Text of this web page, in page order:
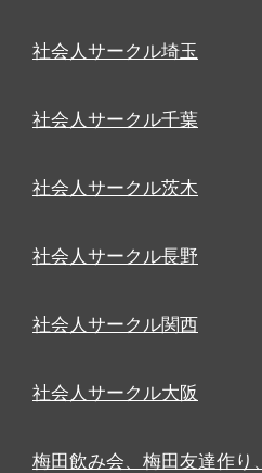
社会人サークル埼玉
社会人サークル千葉
社会人サークル茨木
社会人サークル長野
社会人サークル関西
社会人サークル大阪
梅田飲み会、梅田友達作り